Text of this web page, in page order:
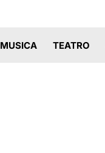
MUSICA TEATRO